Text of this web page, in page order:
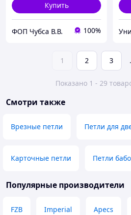
Купить
ФОП Чубса В.В. 100%
1 2 3
Показано 1 - 29
Смотри также
Врезные петли Петли для
Карточные петли Петли
Популярные производители
FZB Imperial Apecs